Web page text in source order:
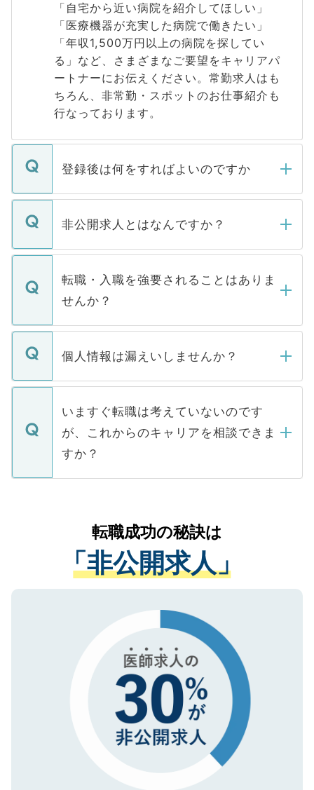
「自宅から近い病院を紹介してほしい」
「医療機器が充実した病院で働きたい」
「年収1,500万円以上の病院を探してい
る」など、さまざまなご要望をキャリアパ
ートナーにお伝えください。常勤求人はも
ちろん、非常勤・スポットのお仕事紹介も
行なっております。
登録後は何をすればよいのですか
ご登録いただきましたら、弊社担当者がご
登録内容を確認し、その後メールもしくは
ます。通常、5営業日以内にはご連絡をせて
いただきますので、しばらくお待ちくださ
非公開求人とはなんですか？
マイナビDOCTORで取り扱っている求人の
うち約3割は、Webサイトからご覧いただ
けない「非公開求人」です。非公開求人は
下記の理由によって、一般には公開してい
ません。
■応募殺到を避けるため 人気のある医療機
関を公にしてしまうと、応募が殺到する場
に、医療機関が求める条件に合った人材の
みを人材紹介会社に依頼するケースが増え
ています。
転職・入職を強要されることはありま
せんか？
転職・入職を強要することは一切ありませ
ん。また、仮に応募先から内定をいただい
定を承諾する必要はありません。内定先へ
の辞退の連絡はキャリアパートナーが行い
個人情報は漏えいしませんか？
個人情報が漏えいすることはありませんの
で、ご安心ください。当サイトからの登録
などで収集したご登録者様の個人情報は、
ご本人のキャリアアップおよび転職活動の
支援を目的に使用いたします。お預かりし
ているすべての個人データはご本人の許可
は、個人情報の取り扱いについての厳密な
管理基準を満たした事業者のみに付与され
る、プライバシーマークを取得済みです。
で、機密保持に関してもご安心ください。
いますぐ転職は考えていないのです
が、これからのキャリアを相談できま
すか？
かがいして、現在の医療機関の状況や紹介
経験をまじえながら、適切なアドバイスを
させていただきます。すぐにご転職をされ
ない方には、長期的なサポートが可能です
ので、まずはご登録ください。
転職成功の秘訣は
「非公開求人」